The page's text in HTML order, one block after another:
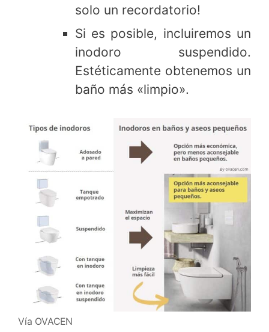
solo un recordatorio!
Si es posible, incluiremos un
inodoro suspendido.
Estéticamente obtenemos un
baño más «limpio».
Vía OVACEN